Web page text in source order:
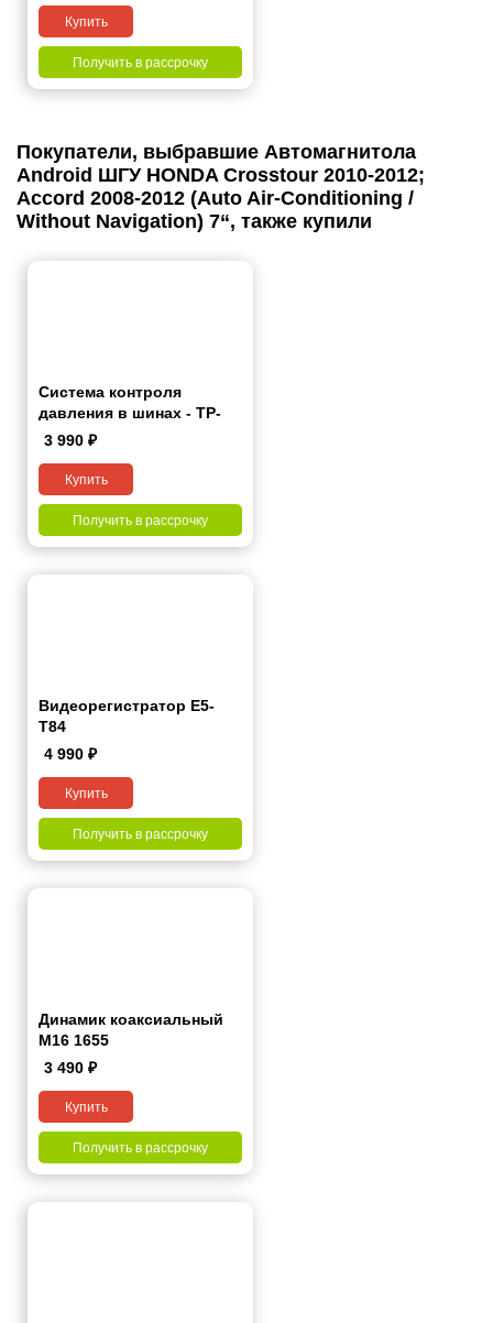
Купить
Получить в рассрочку
Покупатели, выбравшие Автомагнитола
Android ШГУ HONDA Crosstour 2010-2012;
Accord 2008-2012 (Auto Air-Conditioning /
Without Navigation) 7“, также купили
Система контроля
давления в шинах - TP-
Lite
3 990 ₽
Купить
Получить в рассрочку
Видеорегистратор Е5-
Т84
4 990 ₽
Купить
Получить в рассрочку
Динамик коаксиальный
M16 1655
3 490 ₽
Купить
Получить в рассрочку